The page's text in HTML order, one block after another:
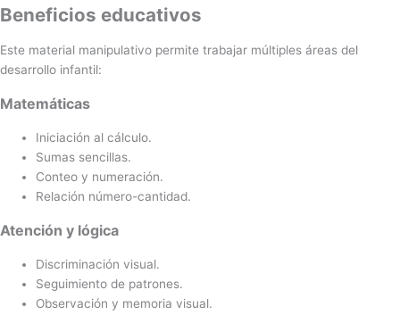
Beneficios educativos
Este material manipulativo permite trabajar múltiples áreas del
desarrollo infantil:
Matemáticas
Iniciación al cálculo.
Sumas sencillas.
Conteo y numeración.
Relación número-cantidad.
Atención y lógica
Discriminación visual.
Seguimiento de patrones.
Observación y memoria visual.